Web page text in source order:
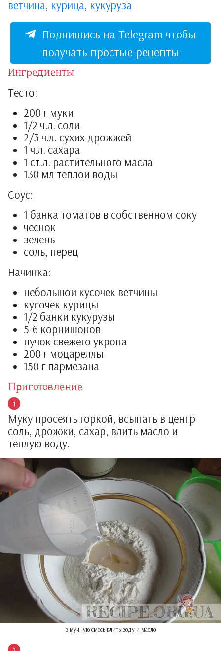
ветчина, курица, кукуруза
Подпишись на Telegram чтобы
получать простые рецепты
Ингредиенты
Тесто:
200 г муки
1/2 ч.л. соли
2/3 ч.л. сухих дрожжей
1 ч.л. сахара
1 ст.л. растительного масла
130 мл теплой воды
Соус:
1 банка томатов в собственном соку
чеснок
зелень
соль, перец
Начинка:
небольшой кусочек ветчины
кусочек курицы
1/2 банки кукурузы
5-6 корнишонов
пучок свежего укропа
200 г моцареллы
150 г пармезана
Приготовление
Муку просеять горкой, всыпать в центр
соль, дрожжи, сахар, влить масло и
теплую воду.
в мучную смесь влить воду и масло